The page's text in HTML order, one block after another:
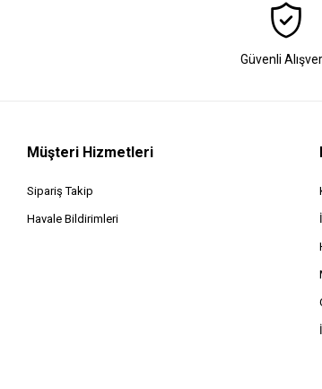
Güvenli
Müşteri Hizmetleri
Sipariş Takip
Havale Bildirimleri